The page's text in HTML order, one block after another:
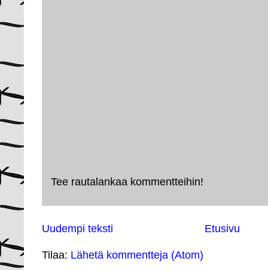
Tee rautalankaa kommentteihin!
Uudempi teksti Etusivu
Tilaa: Lähetä kommentteja (Atom)